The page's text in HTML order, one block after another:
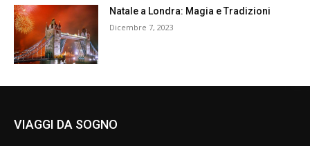
Natale a Londra: Magia e Tradizioni
Dicembre 7, 2023
VIAGGI DA SOGNO